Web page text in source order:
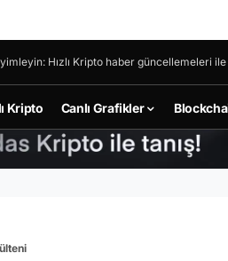
Hızlı Kripto haber güncellemeleri
Kripto Canlı Grafikler